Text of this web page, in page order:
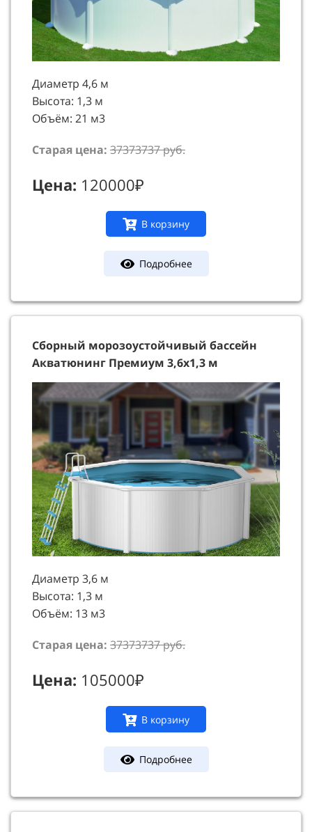
Диаметр 4,6 м
Высота: 1,3 м
Объём: 21 м3
Старая цена: 37373737 руб.
Цена: 120000₽
В корзину
Подробнее
Сборный морозоустойчивый бассейн
Акватюнинг Премиум 3,6х1,3 м
Диаметр 3,6 м
Высота: 1,3 м
Объём: 13 м3
Старая цена: 37373737 руб.
Цена: 105000₽
В корзину
Подробнее